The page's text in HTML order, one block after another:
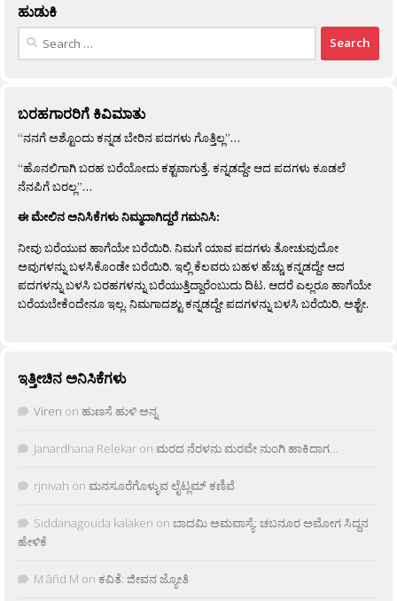
ಹುಡುಕಿ
Search
ಬರಹಗಾರರಿಗೆ ಕಿವಿಮಾತು
“ನನಗೆ ಅಶ್ಟೊಂದು ಕನ್ನಡ ಬೇರಿನ ಪದಗಳು ಗೊತ್ತಿಲ್ಲ”…
“ಹೊನಲಿಗಾಗಿ ಬರಹ ಬರೆಯೋದು ಕಶ್ಟವಾಗುತ್ತೆ. ಕನ್ನಡದ್ದೇ ಆದ ಪದಗಳು ಕೂಡಲೆ
ನೆನಪಿಗೆ ಬರಲ್ಲ”…
ಈ ಮೇಲಿನ ಅನಿಸಿಕೆಗಳು ನಿಮ್ಮದಾಗಿದ್ದರೆ ಗಮನಿಸಿ:
ನೀವು ಬರೆಯುವ ಹಾಗೆಯೇ ಬರೆಯಿರಿ. ನಿಮಗೆ ಯಾವ ಪದಗಳು ತೋಚುವುದೋ
ಅವುಗಳನ್ನು ಬಳಸಿಕೊಂಡೇ ಬರೆಯಿರಿ. ಇಲ್ಲಿ ಕೆಲವರು ಬಹಳ ಹೆಚ್ಚು ಕನ್ನಡದ್ದೇ ಆದ
ಪದಗಳನ್ನು ಬಳಸಿ ಬರಹಗಳನ್ನು ಬರೆಯುತ್ತಿದ್ದಾರೆಂಬುದು ದಿಟ. ಆದರೆ ಎಲ್ಲರೂ ಹಾಗೆಯೇ
ಬರೆಯಬೇಕೆಂದೇನೂ ಇಲ್ಲ. ನಿಮಗಾದಶ್ಟು ಕನ್ನಡದ್ದೇ ಪದಗಳನ್ನು ಬಳಸಿ ಬರೆಯಿರಿ, ಅಶ್ಟೇ.
ಇತ್ತೀಚಿನ ಅನಿಸಿಕೆಗಳು
Viren on ಹುಣಸೆ ಹುಳಿ ಅನ್ನ
Janardhana Relekar on ಮರದ ನೆರಳನು ಮರವೇ ನುಂಗಿ ಹಾಕಿದಾಗ…
rjnivah on ಮನಸೂರೆಗೊಳ್ಳುವ ಲೈಟ್ಲಮ್ ಕಣಿವೆ
Siddanagouda kalakeri on ಬಾದಮಿ ಅಮವಾಸ್ಯೆ: ಚಬನೂರ ಅಮೋಗ ಸಿದ್ದನ
ಹೇಳಿಕೆ
M âñd M on ಕವಿತೆ: ಜೀವನ ಜ್ಯೋತಿ